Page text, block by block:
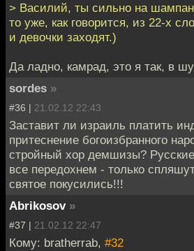
> Василий, ты сильно на
то уже, как говорится, из 22-х
и девочки заходят.)
Да ладно, камрад, это я так, в
sordes »
#36 | 21.02.12 22:43
Заставит ли израиль платить
притеснение богоизбранного
стройный хор демшизы?
все передохнем - только
святое покусились!!!
Abrikosov »
#37 | 21.02.12 22:47
Кому: bratherrab, #32